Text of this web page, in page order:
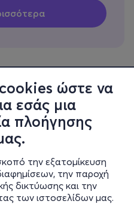
ώστε να
εσάς μια
πλοήγησης
την εξατομίκευση
την παροχή
δικτύωσης και την
των ιστοσελίδων μας.